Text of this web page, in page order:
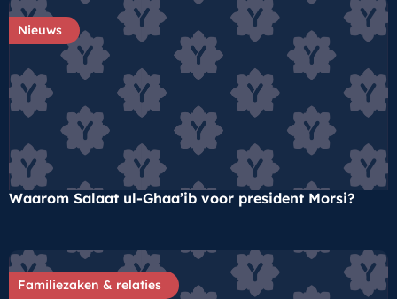
Nieuws
Waarom Salaat ul-Ghaa’ib voor president Morsi?
Familiezaken & relaties